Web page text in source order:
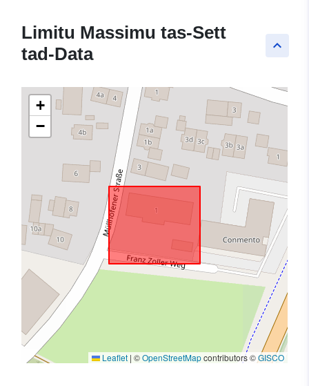
keyboard_arrow_up
Limitu Massimu tas-Sett
tad-Data
+
−
Leaflet | ©OpenStreetMapcontributors ©GISCO